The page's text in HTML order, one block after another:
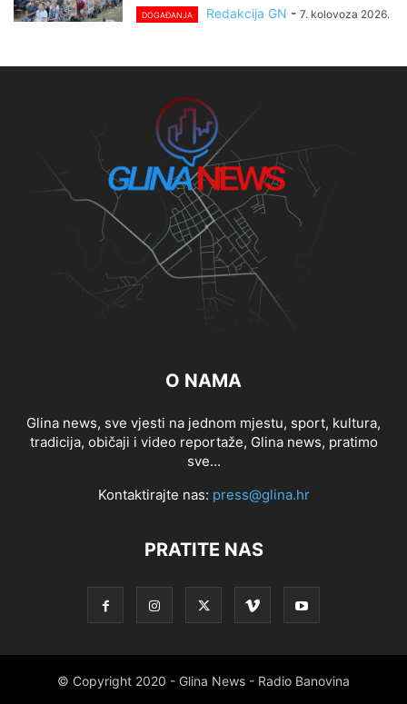
DOGAĐANJA Redakcija GN - 7. kolovoza 2026.
O NAMA
Glina news, sve vjesti na jednom mjestu, sport, kultura,
tradicija, običaji i video reportaže, Glina news, pratimo
sve...
Kontaktirajte nas: press@glina.hr
PRATITE NAS
© Copyright 2020 - Glina News - Radio Banovina